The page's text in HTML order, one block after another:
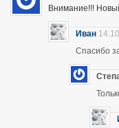
Внимание!!!
Иван
Спасибо